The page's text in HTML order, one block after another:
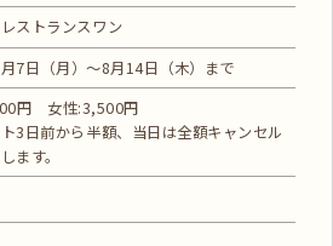
ストランスワン
7日（月）～8月14日（木）まで
円 女性:3,500円
3日前から半額、当日は全額キャンセル
ます。